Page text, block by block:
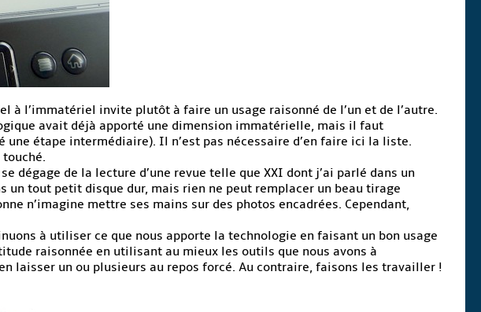
l’immatériel invite plutôt à faire un usage raisonné de l’un et de l’autre.
avait déjà apporté une dimension immatérielle, mais il faut
étape intermédiaire). Il n’est pas nécessaire d’en faire ici la liste.
de la lecture d’une revue telle que XXI dont j’ai parlé dans un
tout petit disque dur, mais rien ne peut remplacer un beau tirage
n’imagine mettre ses mains sur des photos encadrées. Cependant,
à utiliser ce que nous apporte la technologie en faisant un bon usage
raisonnée en utilisant au mieux les outils que nous avons à
laisser un ou plusieurs au repos forcé. Au contraire, faisons les travailler !